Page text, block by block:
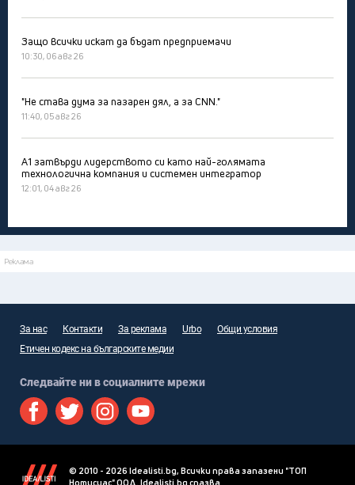
Защо всички искат да бъдат предприемачи
10:30, 06 авг 26
"Не става дума за пазарен дял, а за CNN."
11:40, 05 авг 26
А1 затвърди лидерството си като най-голямата
технологична компания и системен интегратор
12:01, 04 авг 26
Реклама
За нас Контакти За реклама Urbo
Общи условия
Етичен кодекс на българските медии
Следвайте ни в социалните мрежи
© 2010 - 2026 Idealisti.bg, Всички права запазени "ТОП
Нотисиас" ООД. Idealisti.bg спазва